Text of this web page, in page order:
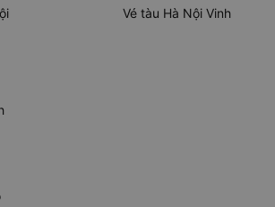
Vé tàu Hà Nội Vinh